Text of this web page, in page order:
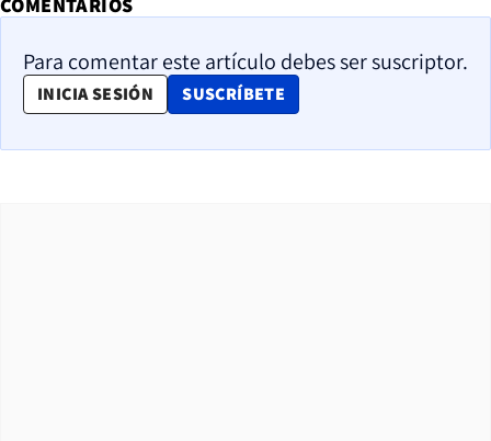
Para comentar este artículo debes ser suscriptor.
INICIA SESIÓN SUSCRÍBETE
OPENS IN NEW WINDOW